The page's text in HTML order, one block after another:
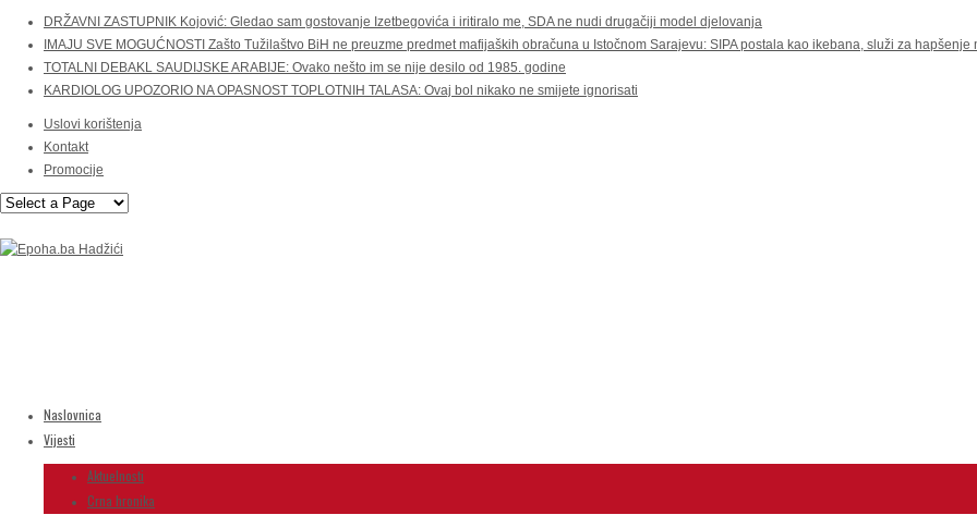
DRŽAVNI ZASTUPNIK Kojović: Gledao sam gostovanje Izetbegovića i iritiralo me, SDA ne nudi drugačiji model djelovanja
IMAJU SVE MOGUĆNOSTI Zašto Tužilaštvo BiH ne preuzme predmet mafijaških obračuna u Istočnom Sarajevu: SIPA postala kao ikebana, služi za
TOTALNI DEBAKL SAUDIJSKE ARABIJE: Ovako nešto im se nije desilo od 1985. godine
KARDIOLOG UPOZORIO NA OPASNOST TOPLOTNIH TALASA: Ovaj bol nikako ne smijete ignorisati
Uslovi korištenja
Kontakt
Promocije
Naslovnica
Vijesti
Aktuelnosti
Crna hronika